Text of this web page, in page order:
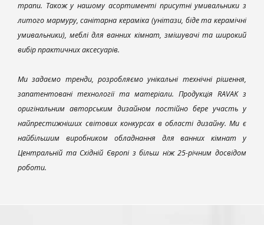
трапи. Також у нашому асортименті присутні умивальники з
литого мармуру, санітарна кераміка (унітази, біде та керамічні
умивальники), меблі для ванних кімнат, змішувачі та широкий
вибір практичних аксесуарів.
Ми задаємо тренди, розробляємо унікальні технічні рішення,
запатентовані технології та матеріали. Продукція RAVAK з
оригінальним авторським дизайном постійно бере участь у
найпрестижніших світових конкурсах в області дизайну. Ми є
найбільшим виробником обладнання для ванних кімнат у
Центральній та Східній Європі з більш ніж 25-річним досвідом
роботи.